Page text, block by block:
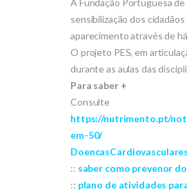
sensibilização dos
aparecimento através de
O projeto PES, em
durante as aulas das
Para saber +
Consulte
https://nutrimento.pt/
em-50/
:: saber como prevenor
:: plano de atividades para